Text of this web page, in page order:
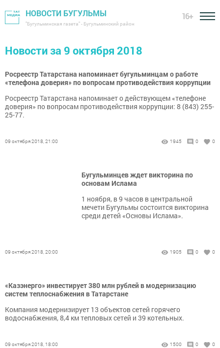
НОВОСТИ БУГУЛЬМЫ
"Бугульминская газета" - Бугульминский район
16+
Новости за 9 октября 2018
Росреестр Татарстана напоминает бугульминцам о работе
«телефона доверия» по вопросам противодействия коррупции
Росреестр Татарстана напоминает о действующем «телефоне
доверия» по вопросам противодействия коррупции: 8 (843) 255-
25-77.
09 октября 2018, 21:00 1945 0 0
Бугульминцев ждет викторина по
основам Ислама
1 ноября, в 9 часов в центральной
мечети Бугульмы состоится викторина
среди детей «Основы Ислама».
09 октября 2018, 20:00 1905 0 0
«Казэнерго» инвестирует 380 млн рублей в модернизацию
систем теплоснабжения в Татарстане
Компания модернизирует 13 объектов сетей горячего
водоснабжения, 8,4 км тепловых сетей и 39 котельных.
09 октября 2018, 18:00 1500 0 0